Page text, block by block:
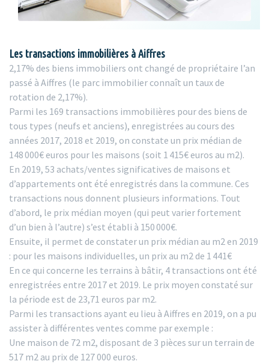
Les transactions immobilières à Aiffres
2,17% des biens immobiliers ont changé de propriétaire l’an
passé à Aiffres (le parc immobilier connaît un taux de
rotation de 2,17%).
Parmi les 169 transactions immobilières pour des biens de
tous types (neufs et anciens), enregistrées au cours des
années 2017, 2018 et 2019, on constate un prix médian de
148 000€ euros pour les maisons (soit 1 415€ euros au m2).
En 2019, 53 achats/ventes significatives de maisons et
d’appartements ont été enregistrés dans la commune. Ces
transactions nous donnent plusieurs informations. Tout
d’abord, le prix médian moyen (qui peut varier fortement
d’un bien à l’autre) s’est établi à 150 000€.
Ensuite, il permet de constater un prix médian au m2 en 2019
: pour les maisons individuelles, un prix au m2 de 1 441€
En ce qui concerne les terrains à bâtir, 4 transactions ont été
enregistrées entre 2017 et 2019. Le prix moyen constaté sur
la période est de 23,71 euros par m2.
Parmi les transactions ayant eu lieu à Aiffres en 2019, on a pu
assister à différentes ventes comme par exemple :
Une maison de 72 m2, disposant de 3 pièces sur un terrain de
517 m2 au prix de 127 000 euros.